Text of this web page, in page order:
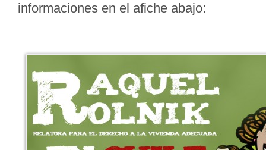
informaciones en el afiche abajo: